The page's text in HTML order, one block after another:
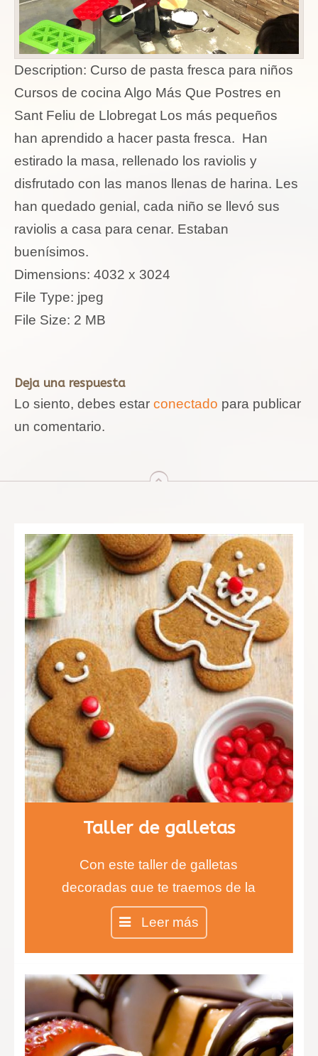
Description: Curso de pasta fresca para niños
Cursos de cocina Algo Más Que Postres en
Sant Feliu de Llobregat Los más pequeños
han aprendido a hacer pasta fresca. Han
estirado la masa, rellenado los raviolis y
disfrutado con las manos llenas de harina. Les
han quedado genial, cada niño se llevó sus
raviolis a casa para cenar. Estaban
buenísimos.
Dimensions: 4032 x 3024
File Type: jpeg
File Size: 2 MB
Deja una respuesta
Lo siento, debes estar conectado para publicar
un comentario.
arriba
Taller de galletas
Con este taller de galletas
decoradas que te traemos de la
mano de la Chef Inés aprenderás
todas las técnicas para realizar las
galletas más ricas y divertidas.
Leer más